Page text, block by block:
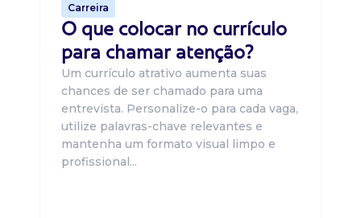
Carreira
O que colocar no currículo
para chamar atenção?
Um currículo atrativo aumenta suas
chances de ser chamado para uma
entrevista. Personalize-o para cada vaga,
utilize palavras-chave relevantes e
mantenha um formato visual limpo e
profissional...